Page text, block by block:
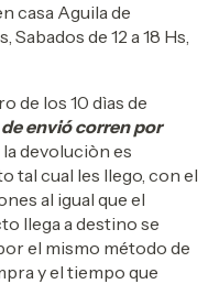
casa Aguila de
Sabados de 12 a 18 Hs,
de los 10 dìas de
envió corren por
devoluciòn es
tal cual les llego, con el
al igual que el
llega a destino se
el mismo método de
y el tiempo que